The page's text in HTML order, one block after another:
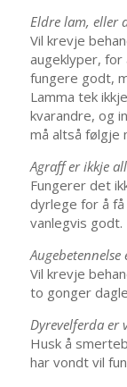
Eldre lam, eller
Vil krevje
augeklyper, for
fungere godt,
Lamma tek
kvarandre, og
må altså følgje
Agraff er ikkje
Fungerer det
dyrlege for å
vanlegvis godt.
Vil krevje
to gonger
Dyrevelferda er
Husk å
har vondt vil